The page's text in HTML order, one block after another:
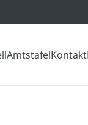
AmtstafelKontakt